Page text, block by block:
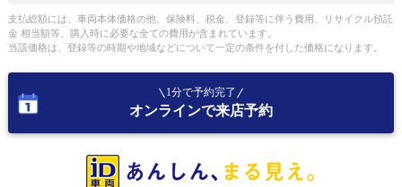
支払総額には、車両本体価格の他、保険料、税金、登録等に伴う費用、リサイクル預託
金 相当額等、購入時に必要な全ての費用が含まれています。
当該価格は、登録等の時期や地域などについて一定の条件を付した価格になります。
1分で予約完了
オンラインで来店予約